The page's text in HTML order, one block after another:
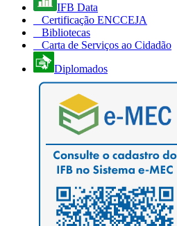
IFB Data
Certificação ENCCEJA
Bibliotecas
Carta de Serviços ao Cidadão
Diplomados